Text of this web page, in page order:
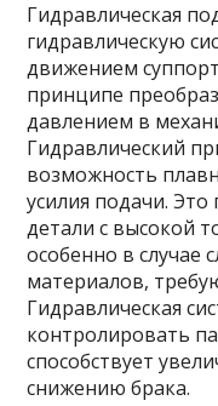
Гидравлическая
гидравлическую
движением
принципе
давлением в
Гидравлический
возможность
усилия подачи.
детали с высокой
особенно в случае
материалов,
Гидравлическая
контролировать
способствует
снижению брака.